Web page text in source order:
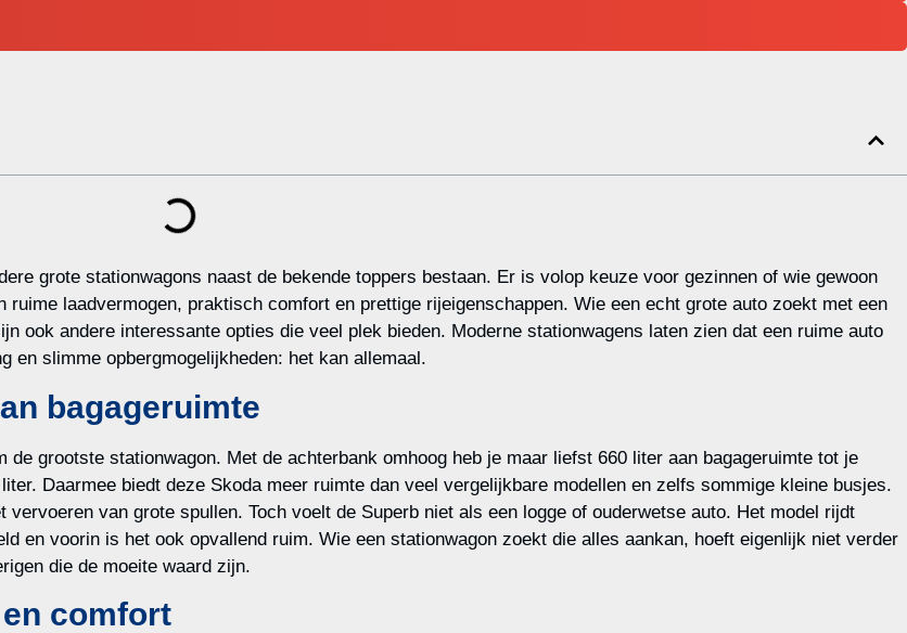
grote stationwagons naast de bekende toppers bestaan. Er is volop keuze voor gezinnen of wie gewoon
laadvermogen, praktisch comfort en prettige rijeigenschappen. Wie een echt grote auto zoekt met een
ook andere interessante opties die veel plek bieden. Moderne stationwagens laten zien dat een ruime auto
en slimme opbergmogelijkheden: het kan allemaal.
bagageruimte
grootste stationwagon. Met de achterbank omhoog heb je maar liefst 660 liter aan bagageruimte tot je
Daarmee biedt deze Skoda meer ruimte dan veel vergelijkbare modellen en zelfs sommige kleine busjes.
van grote spullen. Toch voelt de Superb niet als een logge of ouderwetse auto. Het model rijdt
en voorin is het ook opvallend ruim. Wie een stationwagon zoekt die alles aankan, hoeft eigenlijk niet verder
die de moeite waard zijn.
comfort